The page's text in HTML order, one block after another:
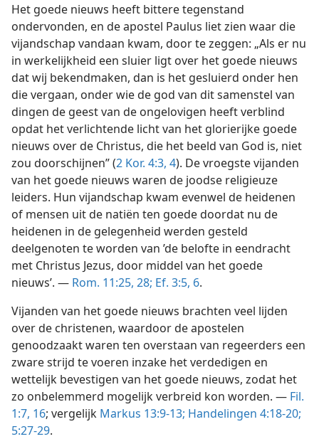
Het goede nieuws heeft bittere tegenstand
ondervonden, en de apostel Paulus liet zien waar die
vijandschap vandaan kwam, door te zeggen: „Als er nu
in werkelijkheid een sluier ligt over het goede nieuws
dat wij bekendmaken, dan is het gesluierd onder hen
die vergaan, onder wie de god van dit samenstel van
dingen de geest van de ongelovigen heeft verblind
opdat het verlichtende licht van het glorierijke goede
nieuws over de Christus, die het beeld van God is, niet
zou doorschijnen” (2 Kor. 4:3, 4). De vroegste vijanden
van het goede nieuws waren de joodse religieuze
leiders. Hun vijandschap kwam evenwel de heidenen
of mensen uit de natiën ten goede doordat nu de
heidenen in de gelegenheid werden gesteld
deelgenoten te worden van ’de belofte in eendracht
met Christus Jezus, door middel van het goede
nieuws’. — Rom. 11:25, 28; Ef. 3:5, 6.
Vijanden van het goede nieuws brachten veel lijden
over de christenen, waardoor de apostelen
genoodzaakt waren ten overstaan van regeerders een
zware strijd te voeren inzake het verdedigen en
wettelijk bevestigen van het goede nieuws, zodat het
zo onbelemmerd mogelijk verbreid kon worden. — Fil.
1:7, 16; vergelijk Markus 13:9-13; Handelingen 4:18-20;
5:27-29.